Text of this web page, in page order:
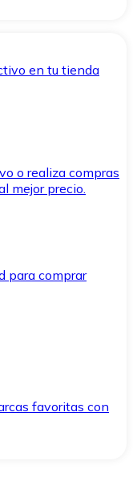
en tu tienda
o realiza compras
mejor precio.
para comprar
favoritas con